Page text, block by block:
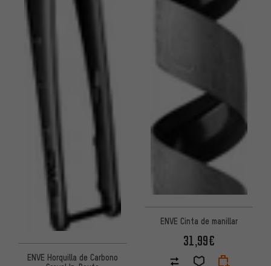
ENVE Horquilla de Carbono
ENVE Cinta de manillar
31,99€